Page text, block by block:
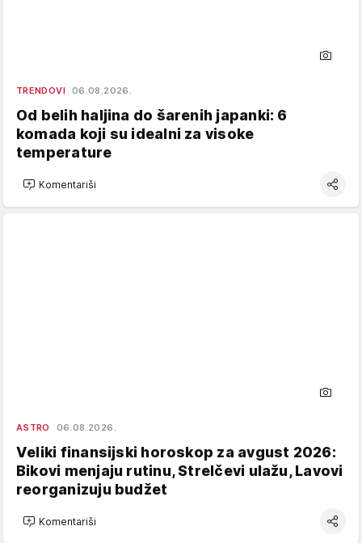
TRENDOVI 06.08.2026.
Od belih haljina do šarenih japanki: 6
komada koji su idealni za visoke
temperature
Komentariši
ASTRO 06.08.2026.
Veliki finansijski horoskop za avgust 2026:
Bikovi menjaju rutinu, Strelčevi ulažu, Lavovi
reorganizuju budžet
Komentariši